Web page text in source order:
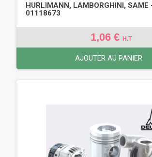
HURLIMANN, LAMBORGHINI, SAME
01118673
1,06 € H.T
AJOUTER AU PANIER